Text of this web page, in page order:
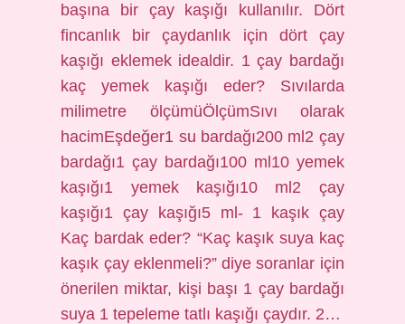
başına bir çay kaşığı kullanılır. Dört
fincanlık bir çaydanlık için dört çay
kaşığı eklemek idealdir. 1 çay bardağı
kaç yemek kaşığı eder? Sıvılarda
milimetre ölçümüÖlçümSıvı olarak
hacimEşdeğer1 su bardağı200 ml2 çay
bardağı1 çay bardağı100 ml10 yemek
kaşığı1 yemek kaşığı10 ml2 çay
kaşığı1 çay kaşığı5 ml- 1 kaşık çay
Kaç bardak eder? “Kaç kaşık suya kaç
kaşık çay eklenmeli?” diye soranlar için
önerilen miktar, kişi başı 1 çay bardağı
suya 1 tepeleme tatlı kaşığı çaydır. 2…